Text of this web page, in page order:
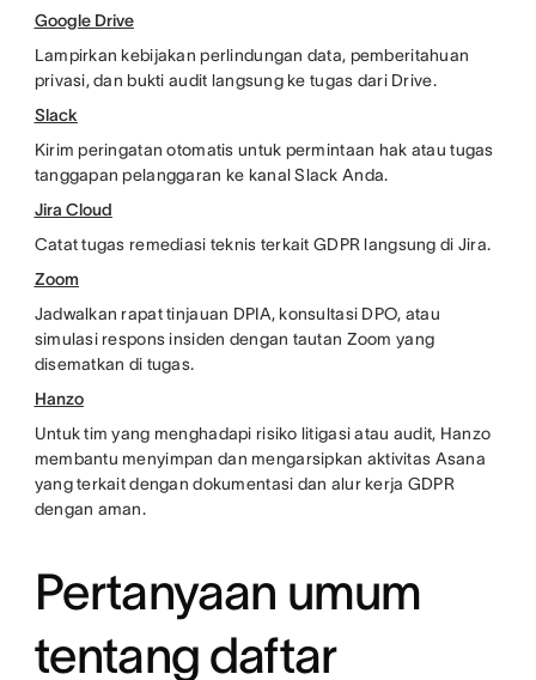
Google Drive
Lampirkan kebijakan perlindungan data, pemberitahuan
privasi, dan bukti audit langsung ke tugas dari Drive.
Slack
Kirim peringatan otomatis untuk permintaan hak atau tugas
tanggapan pelanggaran ke kanal Slack Anda.
Jira Cloud
Catat tugas remediasi teknis terkait GDPR langsung di Jira.
Zoom
Jadwalkan rapat tinjauan DPIA, konsultasi DPO, atau
simulasi respons insiden dengan tautan Zoom yang
disematkan di tugas.
Hanzo
Untuk tim yang menghadapi risiko litigasi atau audit, Hanzo
membantu menyimpan dan mengarsipkan aktivitas Asana
yang terkait dengan dokumentasi dan alur kerja GDPR
dengan aman.
Pertanyaan umum
tentang daftar